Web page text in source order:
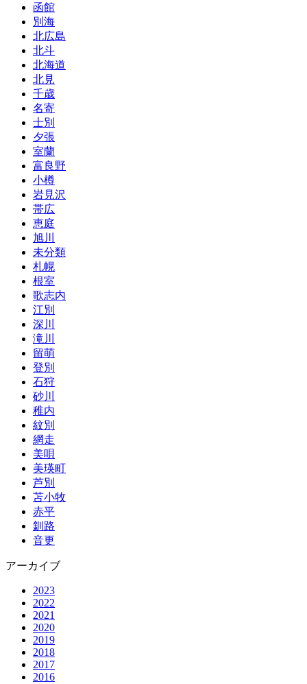
函館
別海
北広島
北斗
北海道
北見
千歳
名寄
士別
夕張
室蘭
富良野
小樽
岩見沢
帯広
恵庭
旭川
未分類
札幌
根室
歌志内
江別
深川
滝川
留萌
登別
石狩
砂川
稚内
紋別
網走
美唄
美瑛町
芦別
苫小牧
赤平
釧路
音更
アーカイブ
2023
2022
2021
2020
2019
2018
2017
2016